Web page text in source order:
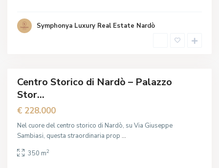
Symphonya Luxury Real Estate Nardò
ò
,
L
Centro Storico di Nardò – Palazzo
Stor...
€ 228.000
Nel cuore del centro storico di Nardò, su Via Giuseppe
Sambiasi, questa straordinaria prop...
350 m2
N